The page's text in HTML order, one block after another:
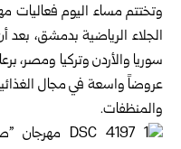
وتختتم مساء اليوم
سوريا والأردن وتركيا ومصر،
عروضاً واسعة في مجال
والمنظفات.